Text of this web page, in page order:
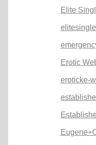
Elite
Erotic
eroticke-